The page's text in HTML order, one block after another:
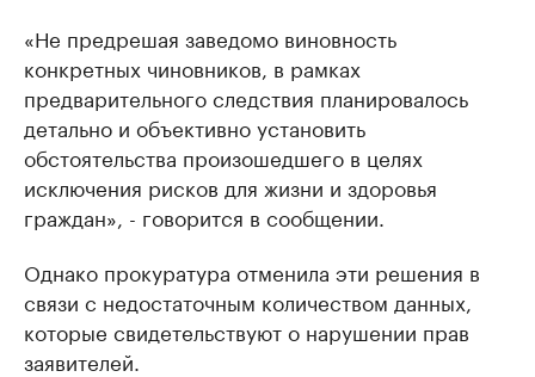
«Не предрешая заведомо виновность
конкретных чиновников, в рамках
предварительного следствия планировалось
детально и объективно установить
обстоятельства произошедшего в целях
исключения рисков для жизни и здоровья
граждан», - говорится в сообщении.
Однако прокуратура отменила эти решения в
связи с недостаточным количеством данных,
которые свидетельствуют о нарушении прав
заявителей.